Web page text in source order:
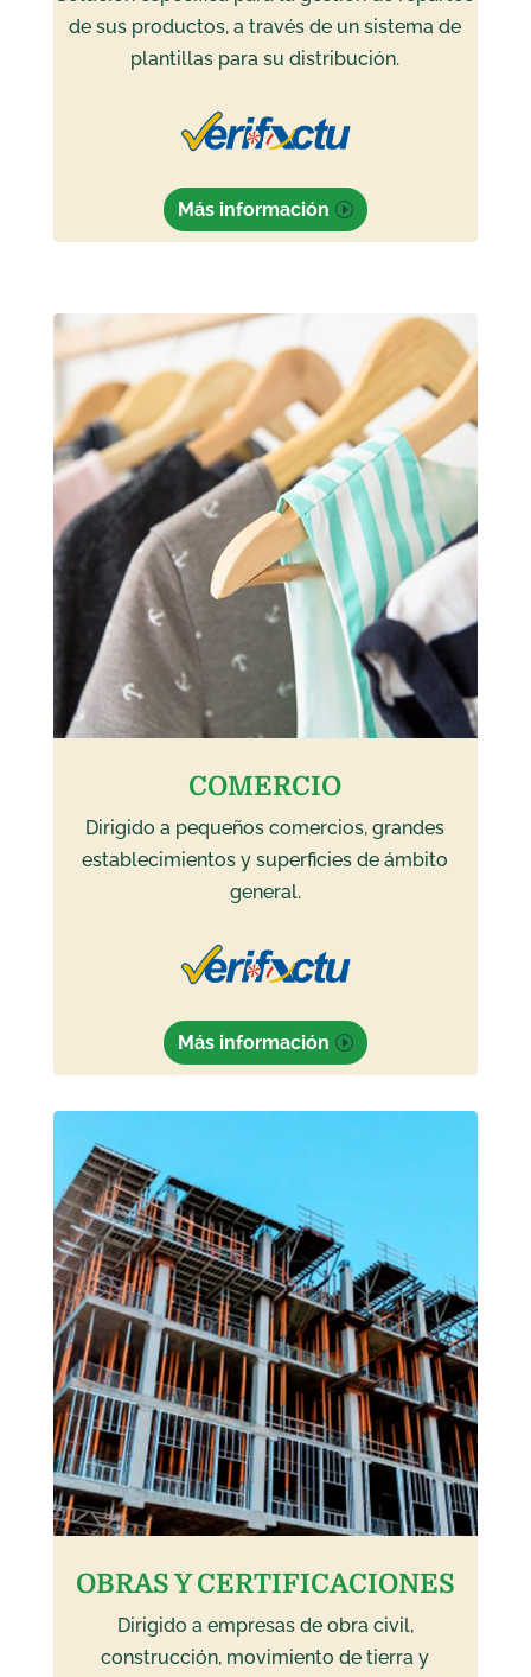
de sus productos, a través de un sistema de
plantillas para su distribución.
Más información
COMERCIO
Dirigido a pequeños comercios, grandes
establecimientos y superficies de ámbito
general.
Más información
OBRAS Y CERTIFICACIONES
Dirigido a empresas de obra civil,
construcción, movimiento de tierra y